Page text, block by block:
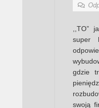
,,TO”
super
gdzie
swoją